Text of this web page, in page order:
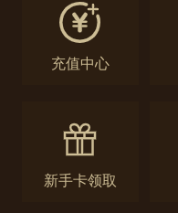
充值中心
新手卡领取